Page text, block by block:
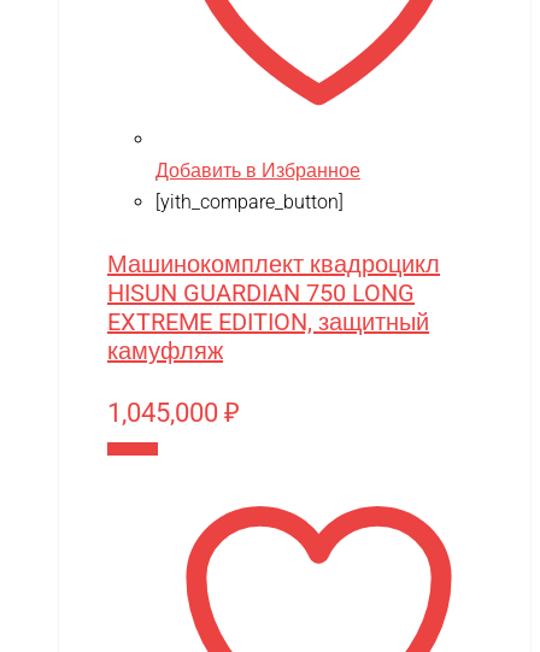
Добавить в Избранное
[yith_compare_button]
Машинокомплект квадроцикл
HISUN GUARDIAN 750 LONG
EXTREME EDITION, защитный
камуфляж
1,045,000 ₽